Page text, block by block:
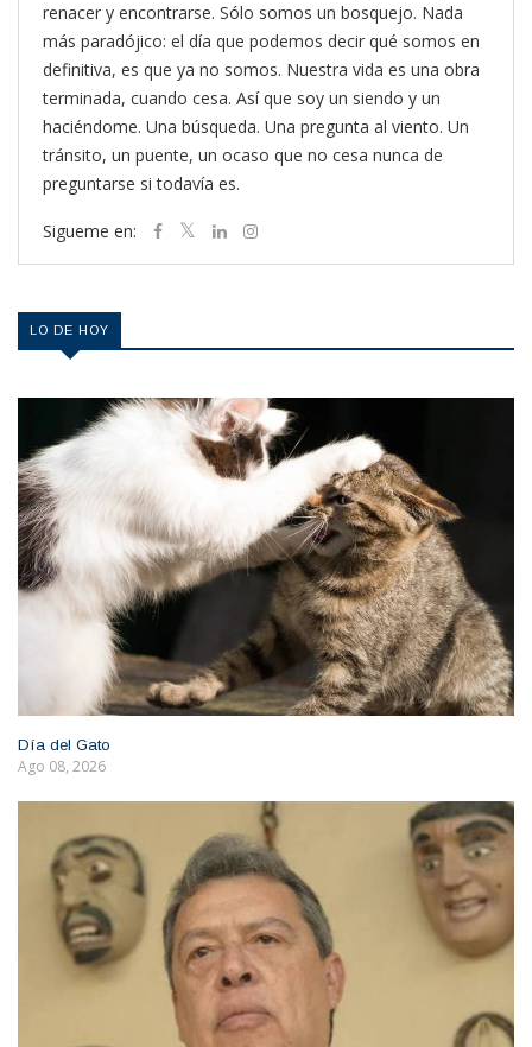
renacer y encontrarse. Sólo somos un bosquejo. Nada
más paradójico: el día que podemos decir qué somos en
definitiva, es que ya no somos. Nuestra vida es una obra
terminada, cuando cesa. Así que soy un siendo y un
haciéndome. Una búsqueda. Una pregunta al viento. Un
tránsito, un puente, un ocaso que no cesa nunca de
preguntarse si todavía es.
Sigueme en:
LO DE HOY
Día del Gato
Ago 08, 2026